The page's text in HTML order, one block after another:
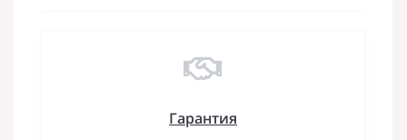
Гарантия